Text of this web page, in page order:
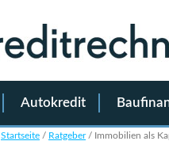
Autokredit
Startseite / Ratgeber / Immobilien als